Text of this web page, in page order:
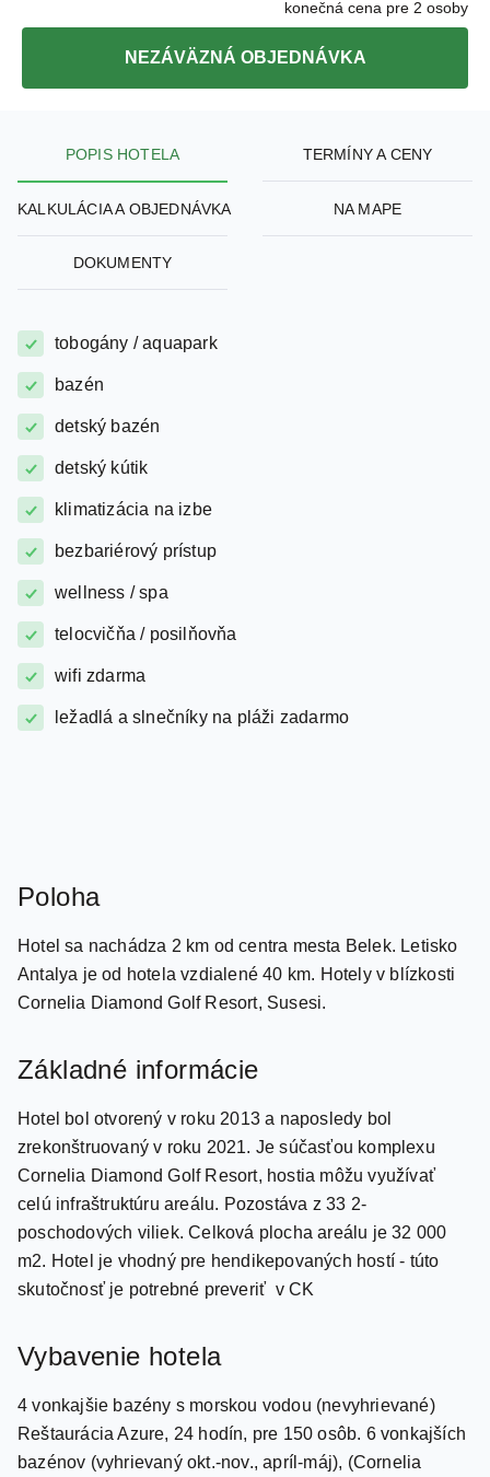
NEZÁVÄZNÁ OBJEDNÁVKA
KALKULÁCIA A OBJEDNÁVKA NA MAPE
DOKUMENTY
bazén
detský bazén
detský kútik
klimatizácia na izbe
bezbariérový prístup
wellness / spa
telocvičňa / posilňovňa
wifi zdarma
ležadlá a slnečníky na pláži zadarmo
Hotel sa nachádza 2 km od centra mesta Belek. Letisko
Cornelia Diamond Golf Resort, Susesi.
Hotel bol otvorený v roku 2013 a naposledy bol
Cornelia Diamond Golf Resort, hostia môžu využívať
celú infraštruktúru areálu. Pozostáva z 33 2-
poschodových viliek. Celková plocha areálu je 32 000
m2. Hotel je vhodný pre hendikepovaných hostí - túto
skutočnosť je potrebné preveriť v CK
4 vonkajšie bazény s morskou vodou (nevyhrievané)
bazénov (vyhrievaný okt.-nov., apríl-máj), (Cornelia
Diamond Golf) vodný park, 6 toboganov pre dospelých a